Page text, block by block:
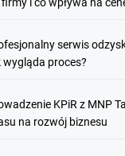
serwis
wygląda proces?
KPiR z MNP
na rozwój biznesu